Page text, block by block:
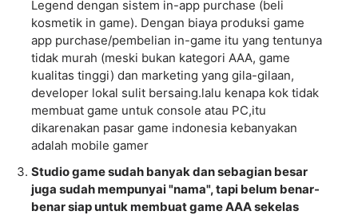
Legend dengan sistem in-app purchase (beli
kosmetik in game). Dengan biaya produksi game
app purchase/pembelian in-game itu yang tentunya
tidak murah (meski bukan kategori AAA, game
kualitas tinggi) dan marketing yang gila-gilaan,
developer lokal sulit bersaing.lalu kenapa kok tidak
membuat game untuk console atau PC,itu
dikarenakan pasar game indonesia kebanyakan
adalah mobile gamer
Studio game sudah banyak dan sebagian besar
juga sudah mempunyai "nama", tapi belum benar-
benar siap untuk membuat game AAA sekelas